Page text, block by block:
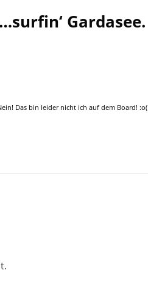
…surfin‘ Gardasee.
Das bin leider nicht ich auf dem Board! :o(